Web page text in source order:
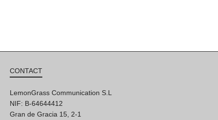
CONTACT
LemonGrass Communication S.L
NIF: B-64644412
Gran de Gracia 15, 2-1